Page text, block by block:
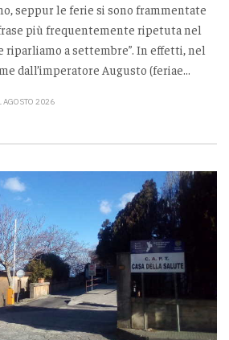
seppur le ferie si sono frammentate
più frequentemente ripetuta nel
riparliamo a settembre”. In effetti, nel
dall’imperatore Augusto (feriae...
AGOSTO 2026